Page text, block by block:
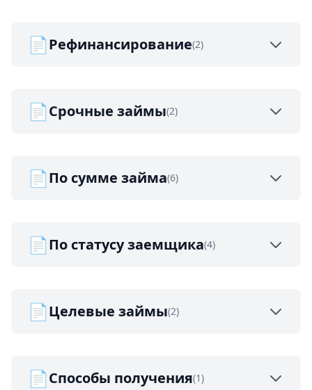
📄Рефинансирование(2)
📄Срочные займы(2)
📄По сумме займа(6)
📄По статусу заемщика(4)
📄Целевые займы(2)
📄Способы получения(1)